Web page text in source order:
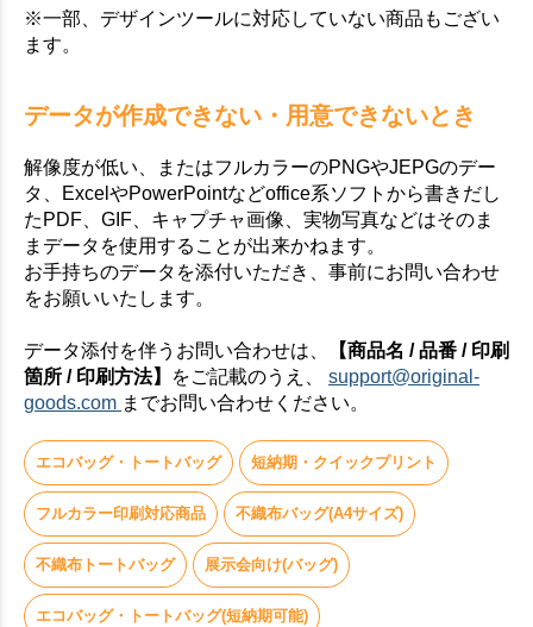
※一部、デザインツールに対応していない商品もござい
ます。
データが作成できない・用意できないとき
解像度が低い、またはフルカラーのPNGやJEPGのデー
タ、ExcelやPowerPointなどoffice系ソフトから書きだし
たPDF、GIF、キャプチャ画像、実物写真などはそのま
まデータを使用することが出来かねます。
お手持ちのデータを添付いただき、事前にお問い合わせ
をお願いいたします。
データ添付を伴うお問い合わせは、
【商品名 / 品番 / 印刷
箇所 / 印刷方法】
をご記載のうえ、 support@original-
goods.com までお問い合わせください。
エコバッグ・トートバッグ 短納期・クイックプリント
フルカラー印刷対応商品 不織布バッグ(A4サイズ)
不織布トートバッグ 展示会向け(バッグ)
エコバッグ・トートバッグ(短納期可能)